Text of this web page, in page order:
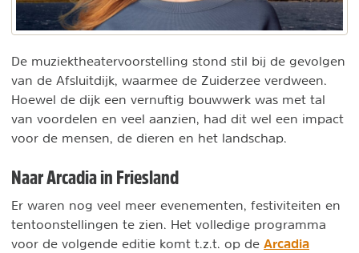
De muziektheatervoorstelling stond stil bij de gevolgen
van de Afsluitdijk, waarmee de Zuiderzee verdween.
Hoewel de dijk een vernuftig bouwwerk was met tal
van voordelen en veel aanzien, had dit wel een impact
voor de mensen, de dieren en het landschap.
Naar Arcadia in Friesland
Er waren nog veel meer evenementen, festiviteiten en
tentoonstellingen te zien. Het volledige programma
voor de volgende editie komt t.z.t. op de Arcadia